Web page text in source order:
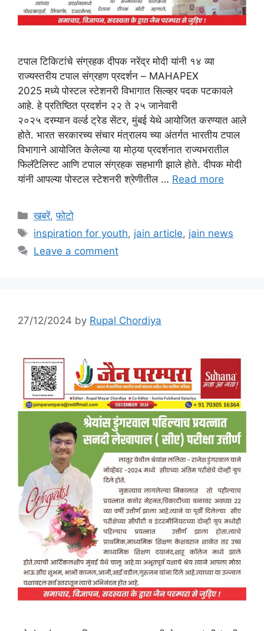
टपाल टिकिटांचे संग्रहक दीपक नरेंद्र मोदी यांनी १४ व्या
राज्यस्तरीय टपाल संग्रहण प्रदर्शन – MAHAPEX
2025 मध्ये पोस्टल स्टेशनरी विभागात सिल्व्हर पदक पटकावले
आहे. हे प्रतिष्ठित प्रदर्शन २२ ते २५ जानेवारी
२०२५ दरम्यान वर्ल्ड ट्रेड सेंटर, मुंबई येथे आयोजित करण्यात आले
होते. भारत सरकारच्य संचार मंत्रालय च्या अंतर्गत भारतीय टपाल
विभागाने आयोजित केलेल्या या मोठ्या प्रदर्शनात राज्यभरातील
फिलॅटेलिस्ट आणि टपाल संग्रहक सहभागी झाले होते. दीपक मोदी
यांनी आपल्या पोस्टल स्टेशनरी श्रेणीतील … Read more
Categories
खबरें,फोटो
Tags
inspiration for youth, jain article, jain news
Leave a comment
27/12/2024 by Rupal Chordiya